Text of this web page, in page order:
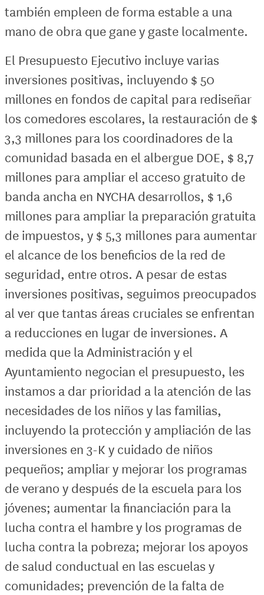
también empleen de forma estable a una
mano de obra que gane y gaste localmente.
El Presupuesto Ejecutivo incluye varias
inversiones positivas, incluyendo $ 50
millones en fondos de capital para rediseñar
los comedores escolares, la restauración de $
3,3 millones para los coordinadores de la
comunidad basada en el albergue DOE, $ 8,7
millones para ampliar el acceso gratuito de
banda ancha en NYCHA desarrollos, $ 1,6
millones para ampliar la preparación gratuita
de impuestos, y $ 5,3 millones para aumentar
el alcance de los beneficios de la red de
seguridad, entre otros. A pesar de estas
inversiones positivas, seguimos preocupados
al ver que tantas áreas cruciales se enfrentan
a reducciones en lugar de inversiones. A
medida que la Administración y el
Ayuntamiento negocian el presupuesto, les
instamos a dar prioridad a la atención de las
necesidades de los niños y las familias,
incluyendo la protección y ampliación de las
inversiones en 3-K y cuidado de niños
pequeños; ampliar y mejorar los programas
de verano y después de la escuela para los
jóvenes; aumentar la financiación para la
lucha contra el hambre y los programas de
lucha contra la pobreza; mejorar los apoyos
de salud conductual en las escuelas y
comunidades; prevención de la falta de